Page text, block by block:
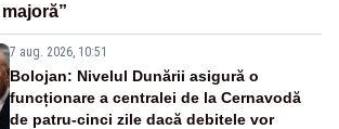
7 aug. 2026, 10:51
Bolojan: Nivelul Dunării asigură o
funcționare a centralei de la Cernavodă
de patru-cinci zile dacă debitele vor